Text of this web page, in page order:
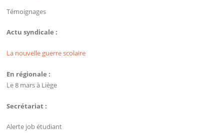
Témoignages
Actu syndicale :
La nouvelle guerre scolaire
En régionale :
Le 8 mars à Liège
Secrétariat :
Alerte job étudiant